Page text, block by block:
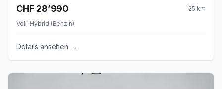
CHF 28’990 25 km
Voll-Hybrid (Benzin)
Details ansehen →